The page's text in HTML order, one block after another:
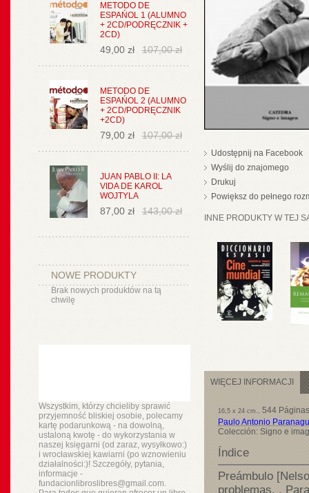
METODO DE
ESPAŃOL 1 (ALUMNO
+ 2CD/PODRĘCZNIK +
2CD)
49,00 zł 107,00 zł
METODO DE
ESPAŃOL 2 (ALUMNO
+ 2CD/PODRĘCZNIK
+2CD)
79,00 zł 107,00 zł
JUAN PABLO II: LA
VIDA DE KAROL
WOJTYLA
87,00 zł 143,00 zł
NOWE PRODUKTY
Brak nowych produktów na tą
chwilę
Wszystkim, którzy chcieliby sprawić
przyjemność bliskiej osobie, polecamy
kartę podarunkową - na dowolną,
ustaloną kwotę - do wykorzystania w
naszej księgarni (od zaraz, wysyłkowo:)
i wrocławskiej kawiarni (po wznowieniu
działalności:)! Szczegóły, pytania,
informacje -
fundacionlibroslibres@gmail.com.
Udostępnij na Facebook
Wyślij do znajomego
Drukuj
Powiększ do pełnego
INNE PRODUKTY W TEJ
WIĘCEJ INFORMACJI
16,5 x 24 cm., 544
Paulo Antonio
Colección: Signo e
Índice
Preámbulo
problemas. .